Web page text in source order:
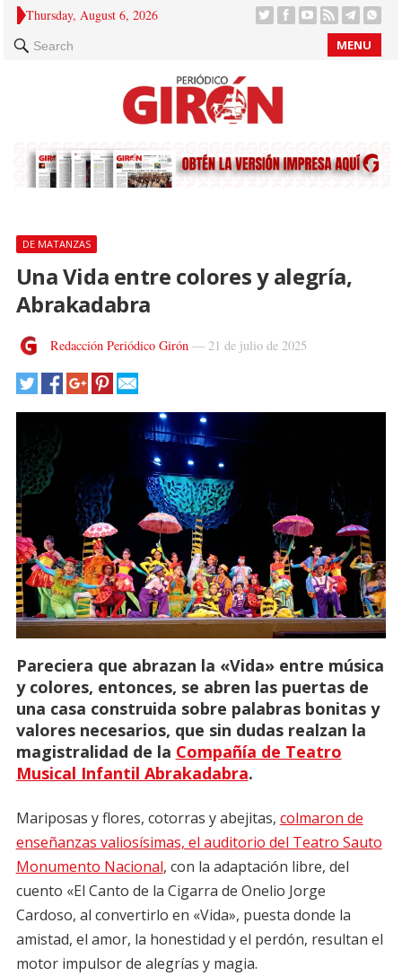
Thursday, August 6, 2026
Search MENU
DE MATANZAS
Una Vida entre colores y alegría,
Abrakadabra
Redacción Periódico Girón— 21 de julio de 2025
Pareciera que abrazan la «Vida» entre música
y colores, entonces, se abren las puertas de
una casa construida sobre palabras bonitas y
valores necesarios, que sin dudas realzan la
magistralidad de la Compañía de Teatro
Musical Infantil Abrakadabra.
Mariposas y flores, cotorras y abejitas, colmaron de
enseñanzas valiosísimas, el auditorio del Teatro Sauto
Monumento Nacional, con la adaptación libre, del
cuento «El Canto de la Cigarra de Onelio Jorge
Cardoso, al convertirlo en «Vida», puesta donde la
amistad, el amor, la honestidad y el perdón, resultan el
motor impulsor de alegrías y magia.